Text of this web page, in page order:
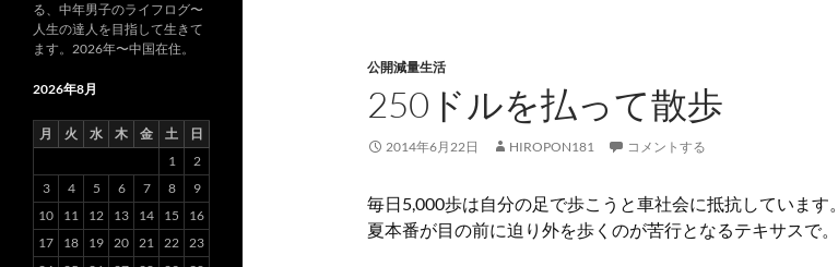
公開減量生活
250ドルを払って散歩
2014年6月22日 HIROPON181 コメントする
毎日5,000歩は自分の足で歩こうと車社会に抵抗しています。
夏本番が目の前に迫り外を歩くのが苦行となるテキサスで。
る、中年男子のライフログ〜
人生の達人を目指して生きて
ます。2026年〜中国在住。
2026年8月
月 火 水 木 金 土
日
1
2
3
4 5 6 7 8
9
10
11 12 13 14 15
16
17
18 19 20 21 22 23